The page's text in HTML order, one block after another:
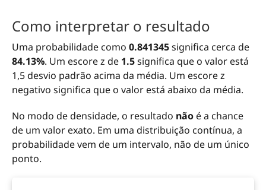
Como interpretar o resultado
Uma probabilidade como 0.841345significa cerca de
84.13%. Um escore z de 1.5significa que o valor está
1,5 desvio padrão acima da média. Um escore z
negativo significa que o valor está abaixo da média.
No modo de densidade, o resultado não é a chance
de um valor exato. Em uma distribuição contínua, a
probabilidade vem de um intervalo, não de um único
ponto.